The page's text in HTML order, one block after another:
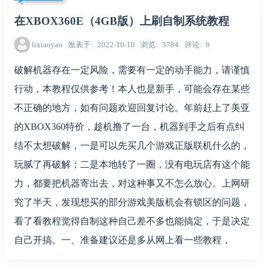
在XBOX360E（4GB版）上刷自制系统教程
lixiaoyao 发表于 2022-10-10 浏览 3784 评论 0
破解机器存在一定风险，需要有一定的动手能力，请谨慎
行动，本教程仅供参考！本人也是新手，可能会存在某些
不正确的地方，如有问题欢迎回复讨论。年前赶上了美亚
的XBOX360特价，趁机撸了一台，机器到手之后有点纠
结不太想破解，一是可以先买几个游戏正版联机什么的，
玩腻了再破解；二是本地转了一圈，没有电玩店有这个能
力，都要把机器寄出去，对这种事又不怎么放心。上网研
究了半天，发现想买的部分游戏美版机会有锁区的问题，
看了看教程觉得自制这种自己差不多也能搞定，于是决定
自己开搞。一、准备建议还是多从网上看一些教程，